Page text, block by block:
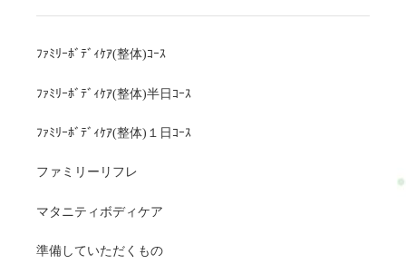
ﾌｧﾐﾘｰﾎﾞﾃﾞｨｹｱ(整体)ｺｰｽ
ﾌｧﾐﾘｰﾎﾞﾃﾞｨｹｱ(整体)半日ｺｰｽ
ﾌｧﾐﾘｰﾎﾞﾃﾞｨｹｱ(整体)１日ｺｰｽ
ファミリーリフレ
マタニティボディケア
準備していただくもの